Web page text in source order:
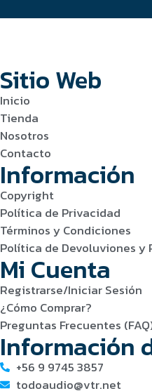
Sitio Web
Inicio
Tienda
Nosotros
Contacto
Información
Copyright
Política de Privacidad
Términos y Condiciones
Política de Devoluviones y
Mi Cuenta
Registrarse/Iniciar Sesión
¿Cómo Comprar?
Preguntas Frecuentes
Información
+56 9 9745 3857
todoaudio@vtr.net